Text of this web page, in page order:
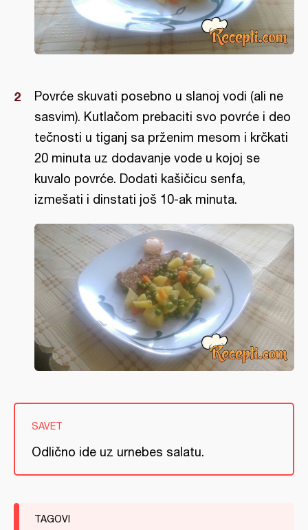
Povrće skuvati posebno u slanoj vodi (ali ne
sasvim). Kutlačom prebaciti svo povrće i deo
tečnosti u tiganj sa prženim mesom i krčkati
20 minuta uz dodavanje vode u kojoj se
kuvalo povrće. Dodati kašičicu senfa,
izmešati i dinstati još 10-ak minuta.
SAVET
Odlično ide uz urnebes salatu.
TAGOVI